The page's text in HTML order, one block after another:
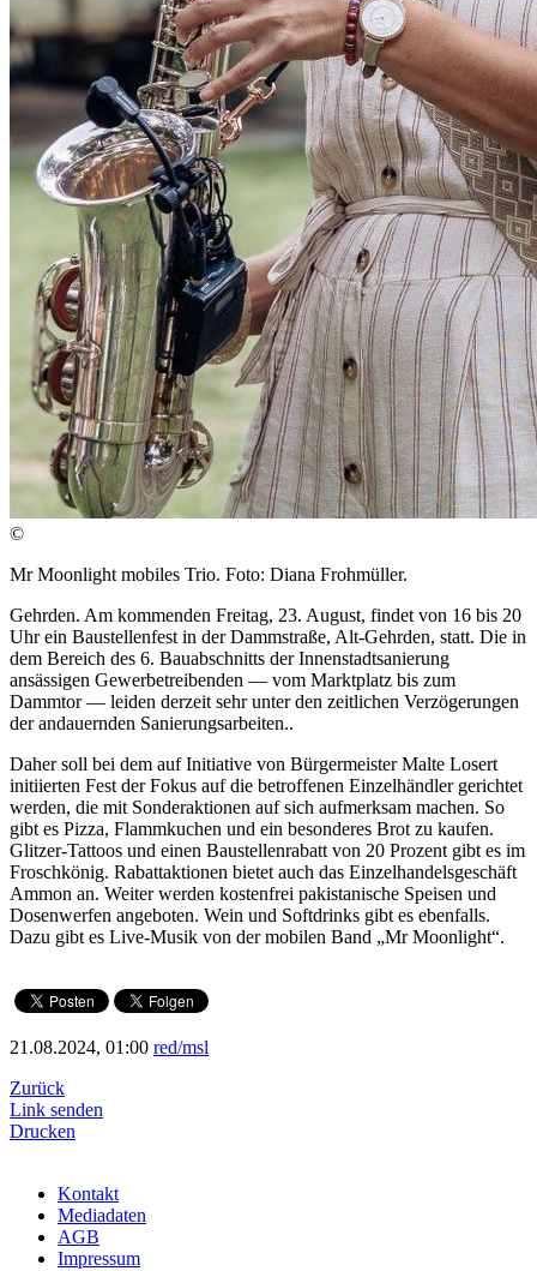
©
Mr Moonlight mobiles Trio. Foto: Diana Frohmüller.
Gehrden. Am kommenden Freitag, 23. August, findet von 16 bis 20
Uhr ein Baustellenfest in der Dammstraße, Alt-Gehrden, statt. Die in
dem Bereich des 6. Bauabschnitts der Innenstadtsanierung
ansässigen Gewerbetreibenden — vom Marktplatz bis zum
Dammtor — leiden derzeit sehr unter den zeitlichen Verzögerungen
der andauernden Sanierungsarbeiten..
Daher soll bei dem auf Initiative von Bürgermeister Malte Losert
initiierten Fest der Fokus auf die betroffenen Einzelhändler gerichtet
werden, die mit Sonderaktionen auf sich aufmerksam machen. So
gibt es Pizza, Flammkuchen und ein besonderes Brot zu kaufen.
Glitzer-Tattoos und einen Baustellenrabatt von 20 Prozent gibt es im
Froschkönig. Rabattaktionen bietet auch das Einzelhandelsgeschäft
Ammon an. Weiter werden kostenfrei pakistanische Speisen und
Dosenwerfen angeboten. Wein und Softdrinks gibt es ebenfalls.
Dazu gibt es Live-Musik von der mobilen Band „Mr Moonlight“.
21.08.2024, 01:00 red/msl
Zurück
Link senden
Drucken
Kontakt
Mediadaten
AGB
Impressum